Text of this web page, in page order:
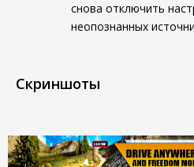
снова отключить
неопознанных
Скриншоты